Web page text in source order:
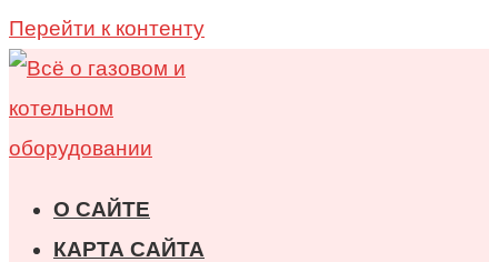
Перейти к контенту
О САЙТЕ
КАРТА САЙТА